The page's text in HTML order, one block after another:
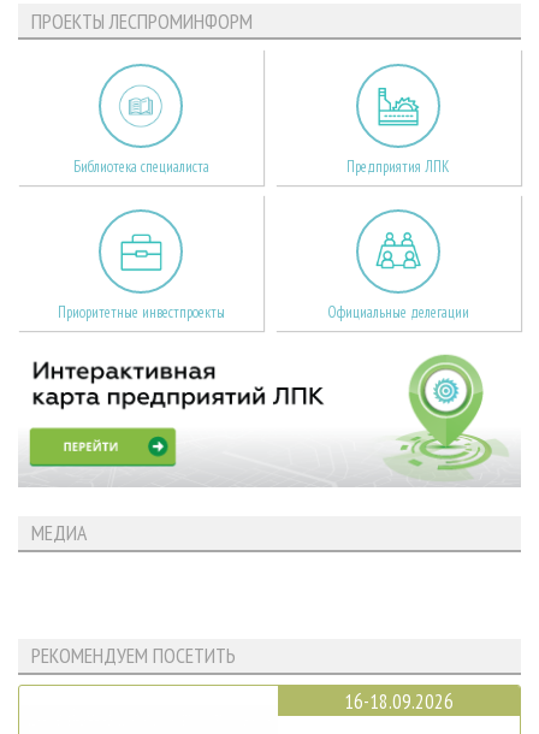
ПРОЕКТЫ ЛЕСПРОМИНФОРМ
Библиотека специалиста Предприятия ЛПК
Приоритетные инвестпроекты Официальные делегации
МЕДИА
РЕКОМЕНДУЕМ ПОСЕТИТЬ
16-18.09.2026